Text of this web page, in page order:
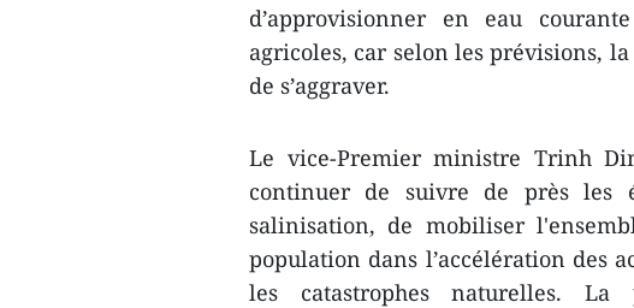
d’approvisionner ​en eau
agricoles, car selon les prévisions,
de s’aggraver.
Le vice-Premier ministre Trinh
continuer de suivre de près les
salinisation, de mobiliser
population dans l’accélération des
les catastrophes naturelles. La